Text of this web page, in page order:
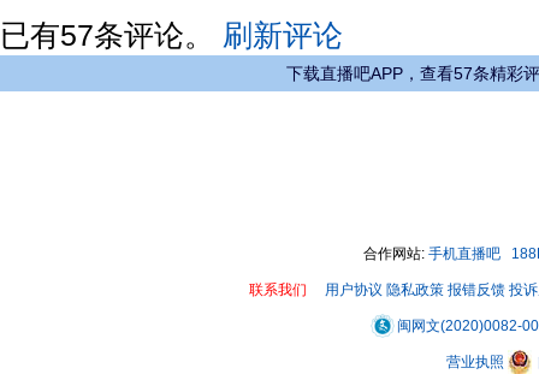
已有57条评论。 刷新评论
下载直播吧APP，查看57条精彩
合作网站: 手机直播吧
联系我们 用户协议 隐私政策 报错反馈 投
闽网文(2020)0082-
营业执照